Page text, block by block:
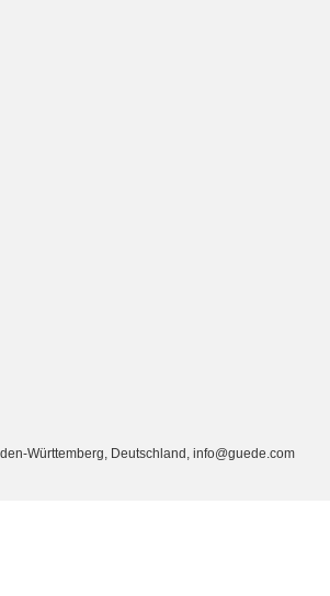
Württemberg, Deutschland, info@guede.com